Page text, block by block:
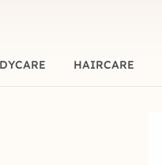
HAIRCARE